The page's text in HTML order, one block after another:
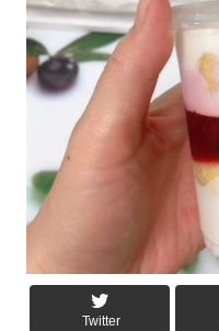
Twitter